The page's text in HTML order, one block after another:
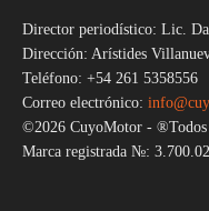
Director periodístico: Lic.
Dirección: Arístides
Teléfono: +54 261 5358556
Correo electrónico:
©2026 CuyoMotor - ®Todos
Marca registrada №: